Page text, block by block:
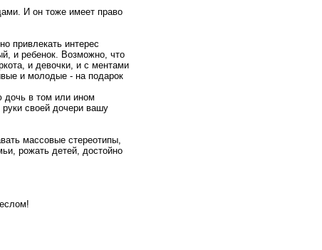
И он тоже имеет право
привлекать интерес
и ребенок. Возможно, что
и девочки, и с ментами
и молодые - на подарок
дочь в том или ином
своей дочери вашу
массовые стереотипы,
рожать детей, достойно